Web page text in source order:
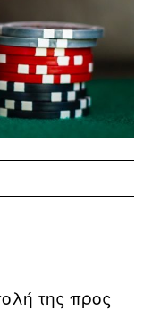
της προς